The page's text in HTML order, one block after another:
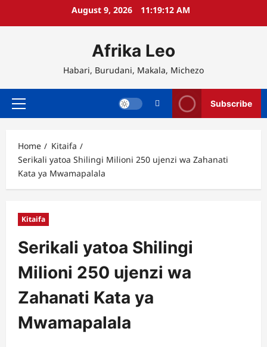
August 9, 2026 11:19:12 AM
Afrika Leo
Habari, Burudani, Makala, Michezo
Primary
Subscribe
Home
Kitaifa
Serikali yatoa Shilingi Milioni 250 ujenzi wa Zahanati
Kata ya Mwamapalala
Kitaifa
Serikali yatoa Shilingi
Milioni 250 ujenzi wa
Zahanati Kata ya
Mwamapalala